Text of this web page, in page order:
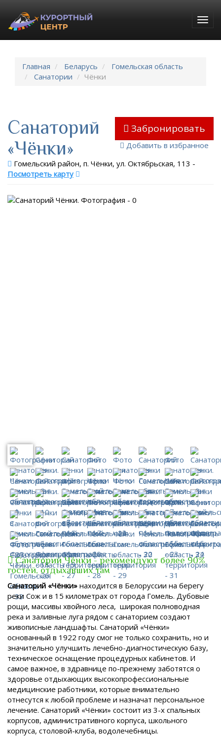
Главная Беларусь
Гомельская область
Санатории
Чёнки
Забронировать
Добавить в избранное
Санаторий
«Чёнки»
Гомельский район, п. Чёнки, ул. Октябрьская, 113 -
Посмотреть карту
Санаторий Чёнки - рекомендуют более 90%
гостей, отдыхавших там
Санаторий «Чёнки» находится в Белоруссии на берегу
реки Сож и в 15 километрах от города Гомель. Дубовые
рощи, массивы хвойного леса, широкая полноводная
река и заливные луга рядом с санаторием создают
живописные ландшафты. Санаторий «Чёнки»
основанный в 1922 году смог не только сохранить, но и
значительно улучшить лечебно-диагностическую базу,
техническое оснащение процедурных кабинетов. И
самое важное, в здравнице по-прежнему заботятся о
здоровье отдыхающих высокопрофессиональные
медицинские работники, которые внимательно
отнесутся к любой проблеме и назначат персональное
лечение. Санаторий «Чёнки» состоит из 3-х спальных
корпусов, административного корпуса, школьного
корпуса, столовой-клуба, водолечебницы.